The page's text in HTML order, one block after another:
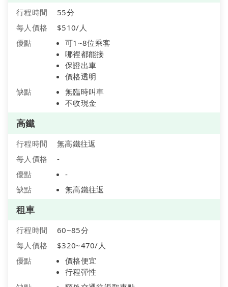
行程時間
55分
每人價格
$510/人
優點
可1~8位乘客
哪裡都能接
保證出車
價格透明
缺點
無臨時叫車
不收現金
高鐵
行程時間
無高鐵往返
每人價格
-
優點
-
缺點
無高鐵往返
租車
行程時間
60~85分
每人價格
$320~470/人
優點
價格便宜
行程彈性